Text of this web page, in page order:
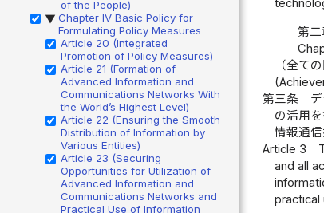
of the People)
▶ Chapter IV Basic Policy for
Formulating Policy Measures
Article 20 (Integrated
Promotion of Policy Measures)
Article 21 (Formation of
Advanced Information and
Communications Networks With
the World’s Highest Level)
Article 22 (Ensuring the Smooth
Distribution of Information by
Various Entities)
Article 23 (Securing
Opportunities for Utilization of
Advanced Information and
Communications Networks and
Practical Use of Information
第
（全て
第三条
の活用
情報通
Article 3
and all
practical